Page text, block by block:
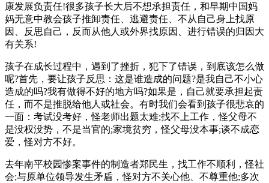
康发展负责任!很多孩子长大后不想承担责任，和早期中国妈
妈无意中教会孩子推卸责任、逃避责任、不从自己身上找原
因、反思自己，反而从他人或外界找原因、进行错误的归因大
有关系!
孩子在成长过程中，遇到了挫折，犯下了错误，到底该怎么做
呢?首先，要让孩子反思：这是谁造成的问题?是我自己不小心
造成的吗?我有做得不好的地方吗?如果是，自己就要承担起责
任，而不是推脱给他人或社会。有时我们会看到孩子很悲哀的
一面：考试没考好，怪老师出题太难;找不上工作，怪父母不
是没权没势，不是当官的;家境贫穷，怪父母没本事;谈不成恋
爱，怪对方不好。
去年南平校园惨案事件的制造者郑民生，找工作不顺利，怪社
会;与原单位领导发生矛盾，怪对方不关心他、不尊重他;多次